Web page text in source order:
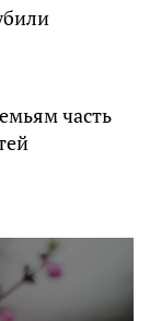
часть